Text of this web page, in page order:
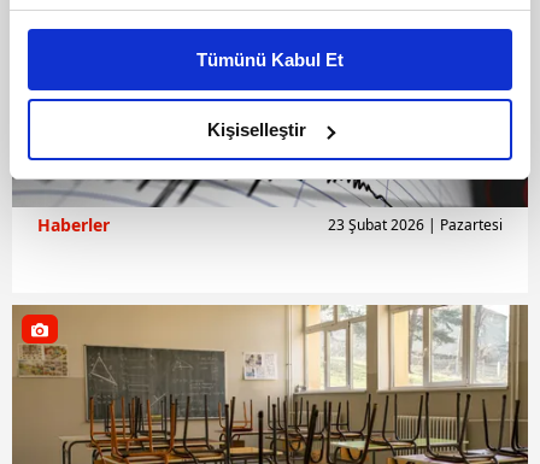
Bu çerezlere izin vermeniz halinde sizlere özel
daha iyi reklam deneyimi yaşatabiliriz. Bunu yaparken
amacımızın size daha iyi bir reklam deneyimi sunmak
olduğunu ve sizlere en iyi içerikleri sunabilmek adına
elimizden gelen çabayı gösterdiğimizi ve bu noktada,
reklamların maliyetlerimizi karşılamak noktasında tek gelir
kalemimiz olduğunu sizlere hatırlatmak isteriz.
takdirde, kullanıcılara hedefli reklamlar
gösterilmeyecektir."
Sizlere daha iyi bir hizmet sunabilmek için İnternet
Sitemizde kendimize ve üçüncü kişilere ait çerezler
kullanılmaktadır. Bu çerezler vasıtasıyla çeşitli kişisel
Tümünü Kabul Et
Kişiselleştir
Haberler 23 Şubat 2026 | Pazartesi